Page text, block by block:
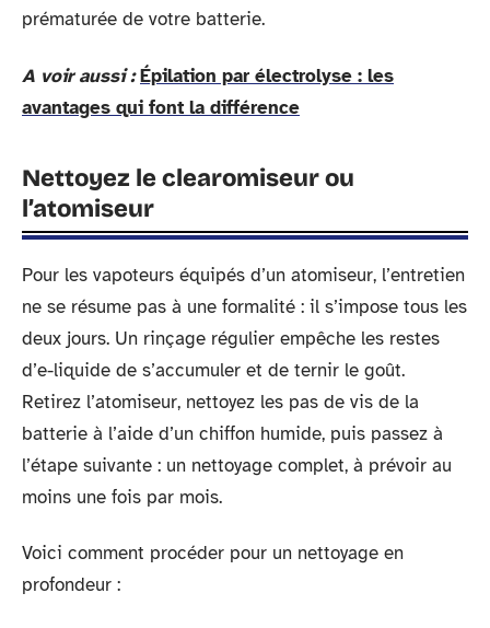
prématurée de votre batterie.
A voir aussi : Épilation par électrolyse : les
avantages qui font la différence
Nettoyez le clearomiseur ou
l’atomiseur
Pour les vapoteurs équipés d’un atomiseur, l’entretien
ne se résume pas à une formalité : il s’impose tous les
deux jours. Un rinçage régulier empêche les restes
d’e-liquide de s’accumuler et de ternir le goût.
Retirez l’atomiseur, nettoyez les pas de vis de la
batterie à l’aide d’un chiffon humide, puis passez à
l’étape suivante : un nettoyage complet, à prévoir au
moins une fois par mois.
Voici comment procéder pour un nettoyage en
profondeur :